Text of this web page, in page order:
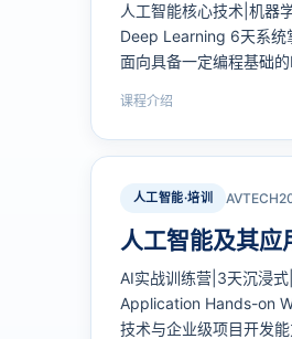
人工智能核心技术|机器
Deep Learning 6天系统
面向具备一定编程基础
课程介绍
人工智能·培训 AVTECH
人工智能及其应
AI实战训练营|3天沉浸
Application Hands-on
技术与企业级项目开发